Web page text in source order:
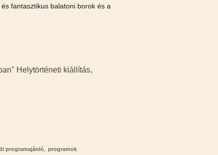
fantasztikus balatoni borok és a
Helytörténeti kiállítás,
programajánló
programok